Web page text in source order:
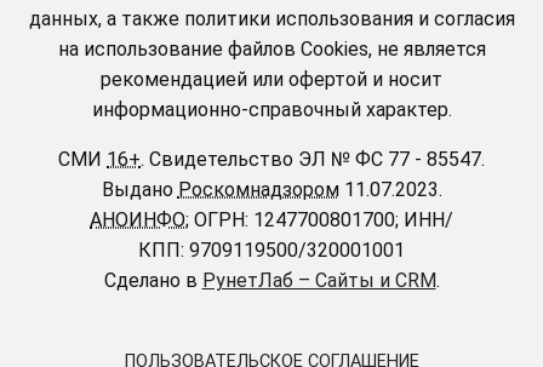
данных, а также политики использования и согласия
на использование файлов Cookies, не является
рекомендацией или офертой и носит
информационно-справочный характер.
СМИ 16+. Свидетельство ЭЛ № ФС 77 - 85547.
Выдано Роскомнадзором11.07.2023.
АНОИНФО; ОГРН: 1247700801700; ИНН/
КПП: 9709119500/320001001
Сделано в РунетЛаб – Сайты и CRM.
ПОЛЬЗОВАТЕЛЬСКОЕ СОГЛАШЕНИЕ